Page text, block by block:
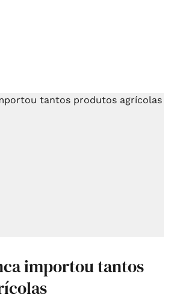
importou tantos